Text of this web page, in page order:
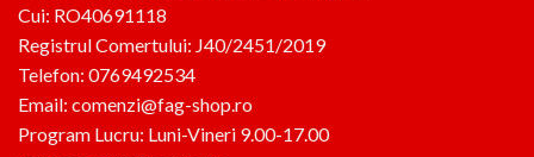
Cui: RO40691118
Registrul Comertului: J40/2451/2019
Telefon: 0769492534
Email: comenzi@fag-shop.ro
Program Lucru: Luni-Vineri 9.00-17.00